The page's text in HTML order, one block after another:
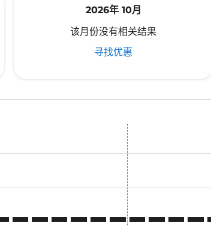
2026年 10月
该月份没有相关结果
寻找优惠
view-offers-disclaimer. 寻找优惠
cmp-view-offers-disclaimer. 寻找优惠
cmp-view-offers-disclaimer. 寻找优惠
cmp-view-offers-disclaimer. 寻找优惠
KUA–TRZ: cmp-view-offers-disclaimer. 寻找优
KUA–TRZ: cmp-view-offers-disclaimer. 寻
KUA–TRZ: cmp-view-offers-
KUA–TRZ: cmp-view-offers-
KUA–TRZ: cmp-view-
KUA–TRZ: cmp-view-